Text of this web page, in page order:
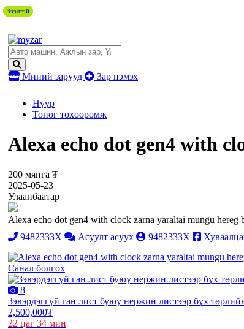
Миний зарууд Зар нэмэх
Нүүр
Тоног төхөөрөмж
Alexa echo dot gen4 with
200 мянга ₮
2025-05-23
Улаанбаатар
Alexa echo dot gen4 with clock zarna yaraltai mungu hereg
9482333X
Асуулт асуух 9482333X
Санал болгох
Зээлтэй
8
Зэвэрдэггүй ган лист буюу нержин листээр бүх
2,500,000₮
22 цаг 34 мин
Зээлтэй
Зээлтэй
Зээлтэй
Зээлтэй
Зээлтэй
Зээлтэй
Зээлтэй
Зээлтэй
Зээлтэй
Зээлтэй